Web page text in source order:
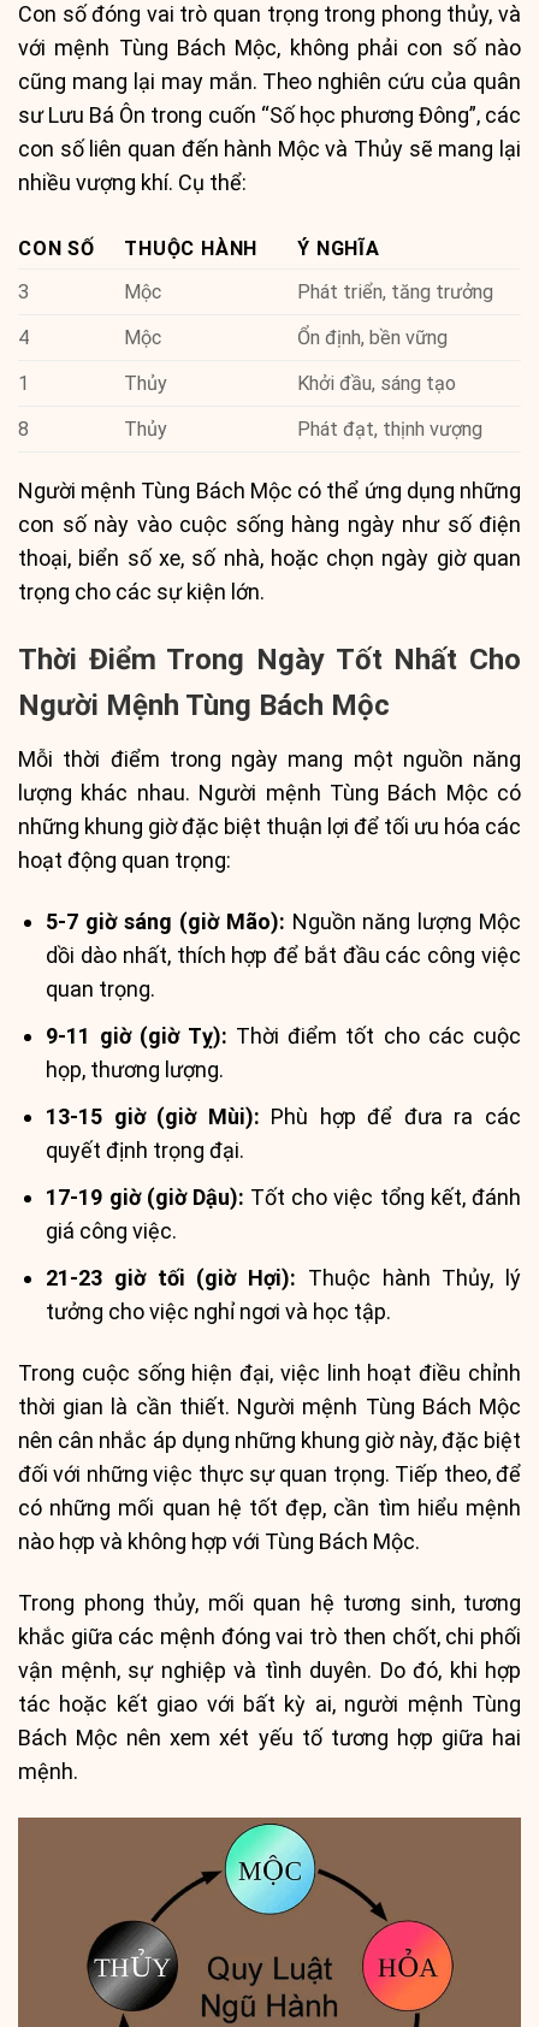
Con số đóng vai trò quan trọng trong phong thủy, và
với mệnh Tùng Bách Mộc, không phải con số nào
cũng mang lại may mắn. Theo nghiên cứu của quân
sư Lưu Bá Ôn trong cuốn “Số học phương Đông”, các
con số liên quan đến hành Mộc và Thủy sẽ mang lại
nhiều vượng khí. Cụ thể:
CON SỐ THUỘC HÀNH
Ý NGHĨA
3
Mộc
Phát triển, tăng trưởng
4
Mộc
Ổn định, bền vững
1
Thủy
Khởi đầu, sáng tạo
8
Thủy Phát đạt, thịnh vượng
Người mệnh Tùng Bách Mộc có thể ứng dụng những
con số này vào cuộc sống hàng ngày như số điện
thoại, biển số xe, số nhà, hoặc chọn ngày giờ quan
trọng cho các sự kiện lớn.
Thời Điểm Trong Ngày Tốt Nhất Cho
Người Mệnh Tùng Bách Mộc
Mỗi thời điểm trong ngày mang một nguồn năng
lượng khác nhau. Người mệnh Tùng Bách Mộc có
những khung giờ đặc biệt thuận lợi để tối ưu hóa các
hoạt động quan trọng:
5-7 giờ sáng (giờ Mão): Nguồn năng lượng Mộc
dồi dào nhất, thích hợp để bắt đầu các công việc
quan trọng.
9-11 giờ (giờ Tỵ): Thời điểm tốt cho các cuộc
họp, thương lượng.
13-15 giờ (giờ Mùi): Phù hợp để đưa ra các
quyết định trọng đại.
17-19 giờ (giờ Dậu): Tốt cho việc tổng kết, đánh
giá công việc.
21-23 giờ tối (giờ Hợi): Thuộc hành Thủy, lý
tưởng cho việc nghỉ ngơi và học tập.
Trong cuộc sống hiện đại, việc linh hoạt điều chỉnh
thời gian là cần thiết. Người mệnh Tùng Bách Mộc
nên cân nhắc áp dụng những khung giờ này, đặc biệt
đối với những việc thực sự quan trọng. Tiếp theo, để
có những mối quan hệ tốt đẹp, cần tìm hiểu mệnh
nào hợp và không hợp với Tùng Bách Mộc.
Trong phong thủy, mối quan hệ tương sinh, tương
khắc giữa các mệnh đóng vai trò then chốt, chi phối
vận mệnh, sự nghiệp và tình duyên. Do đó, khi hợp
tác hoặc kết giao với bất kỳ ai, người mệnh Tùng
Bách Mộc nên xem xét yếu tố tương hợp giữa hai
mệnh.